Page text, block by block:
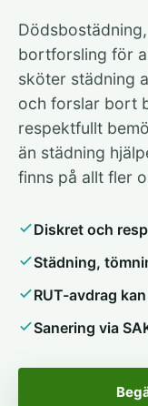
bortforsling för
sköter städning
och forslar bort
respektfullt
än städning
finns på allt fler
Diskret och
Städning,
RUT-avdrag
Sanering via